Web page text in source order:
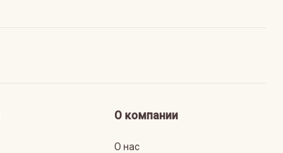
О компании
О нас